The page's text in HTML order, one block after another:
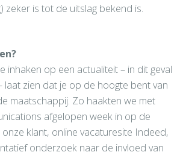
zeker is tot de uitslag bekend is.
inhaken op een actualiteit – in dit geval
laat zien dat je op de hoogte bent van
maatschappij. Zo haakten we met
afgelopen week in op de
klant, online vacaturesite Indeed,
onderzoek naar de invloed van